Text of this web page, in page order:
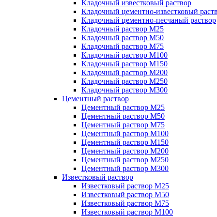
Кладочный известковый раствор
Кладочный цементно-известковый
Кладочный цементно-песчаный раствор
Кладочный раствор М25
Кладочный раствор М50
Кладочный раствор М75
Кладочный раствор М100
Кладочный раствор М150
Кладочный раствор М200
Кладочный раствор М250
Кладочный раствор М300
Цементный раствор
Цементный раствор М25
Цементный раствор М50
Цементный раствор М75
Цементный раствор М100
Цементный раствор М150
Цементный раствор М200
Цементный раствор М250
Цементный раствор М300
Известковый раствор
Известковый раствор М25
Известковый раствор М50
Известковый раствор М75
Известковый раствор М100